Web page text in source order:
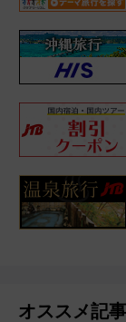
オススメ記事